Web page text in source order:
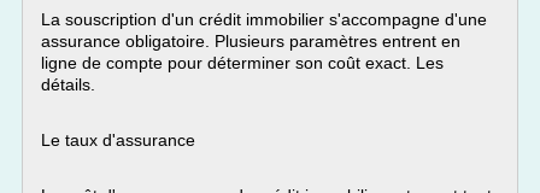
La souscription d'un crédit immobilier s'accompagne d'une
assurance obligatoire. Plusieurs paramètres entrent en
ligne de compte pour déterminer son coût exact. Les
détails.
Le taux d'assurance